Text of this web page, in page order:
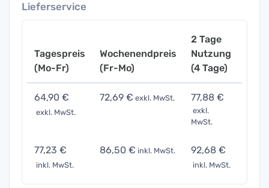
Lieferservice
Tagespreis
(Mo-Fr)
Wochenendpreis
(Fr-Mo)
2 Tage
Nutzung
(4 Tage)
64,90 €
exkl. MwSt.
72,69 € exkl. MwSt. 77,88 €
exkl.
MwSt.
77,23 €
inkl. MwSt.
86,50 € inkl. MwSt. 92,68 €
inkl. MwSt.